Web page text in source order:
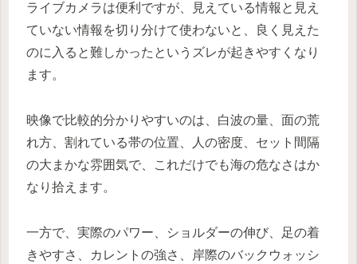
ライブカメラは便利ですが、見えている情報と見え
ていない情報を切り分けて使わないと、良く見えた
のに入ると難しかったというズレが起きやすくなり
ます。
映像で比較的分かりやすいのは、白波の量、面の荒
れ方、割れている帯の位置、人の密度、セット間隔
の大まかな雰囲気で、これだけでも海の危なさはか
なり拾えます。
一方で、実際のパワー、ショルダーの伸び、足の着
きやすさ、カレントの強さ、岸際のバックウォッシ